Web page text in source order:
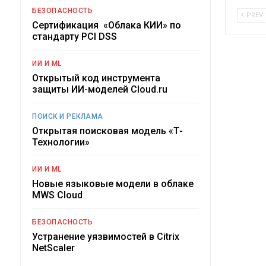
PREV
БЕЗОПАСНОСТЬ
Сертификация «Облака КИИ» по
стандарту PCI DSS
ИИ И ML
Открытый код инструмента
защиты ИИ-моделей Cloud.ru
ПОИСК И РЕКЛАМА
Открытая поисковая модель «Т-
Технологии»
ИИ И ML
Новые языковые модели в облаке
MWS Cloud
БЕЗОПАСНОСТЬ
Устранение уязвимостей в Citrix
NetScaler